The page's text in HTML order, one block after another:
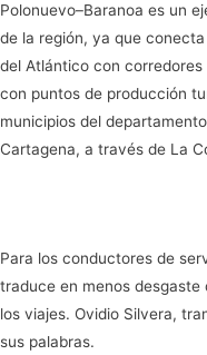
Polonuevo–Baranoa es un
de la región, ya que
del Atlántico con
con puntos de producción
municipios del
Cartagena, a través de La
Para los conductores de
traduce en menos
los viajes. Ovidio Silvera,
sus palabras.